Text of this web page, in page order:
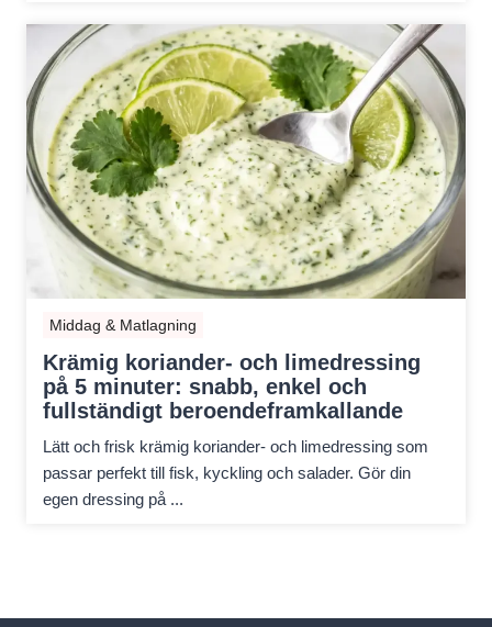
Middag & Matlagning
Krämig koriander- och limedressing
på 5 minuter: snabb, enkel och
fullständigt beroendeframkallande
Lätt och frisk krämig koriander- och limedressing som
passar perfekt till fisk, kyckling och salader. Gör din
egen dressing på ...